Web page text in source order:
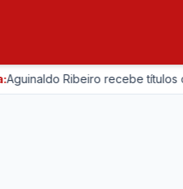
Ribeiro recebe títulos de